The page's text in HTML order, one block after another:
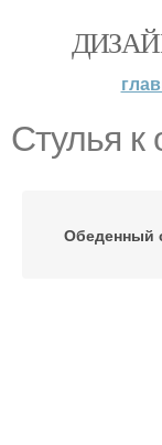
Стулья к
Обеденный